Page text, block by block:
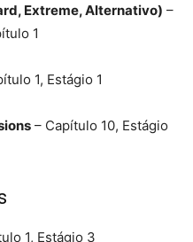
Extreme, Alternativo) –
1
1, Estágio 1
– Capítulo 10, Estágio
1, Estágio 3